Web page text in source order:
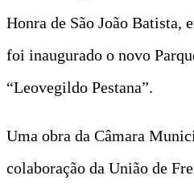
Honra de São João Batista,
foi inaugurado o novo
“Leovegildo Pestana”.
Uma obra da Câmara
colaboração da União de